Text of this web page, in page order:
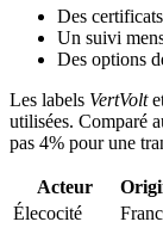
Des
Un suivi
Des options
Les labels VertVolt
utilisées. Comparé
pas 4% pour une
Acteur
Élecocité